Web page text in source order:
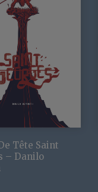
Tête Saint
– Danilo